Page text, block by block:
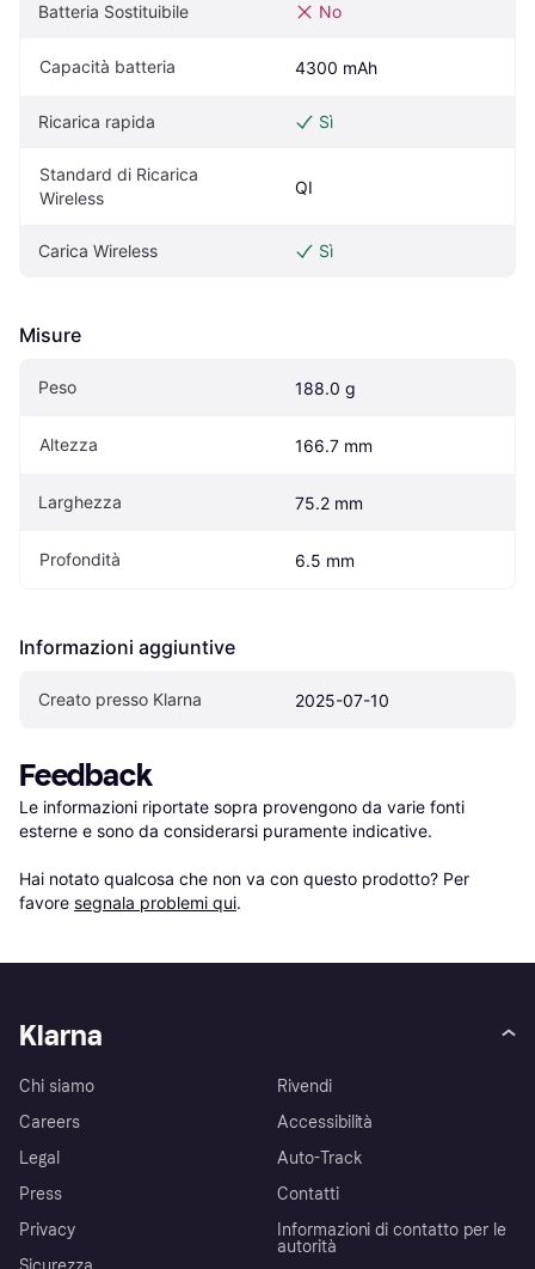
Batteria Sostituibile No
Capacità batteria 4300 mAh
Ricarica rapida Sì
Standard di Ricarica
Wireless
QI
Carica Wireless Sì
Misure
Peso 188.0 g
Altezza 166.7 mm
Larghezza 75.2 mm
Profondità 6.5 mm
Informazioni aggiuntive
Creato presso Klarna 2025-07-10
Feedback
Le informazioni riportate sopra provengono da varie fonti
esterne e sono da considerarsi puramente indicative.
Hai notato qualcosa che non va con questo prodotto? Per
favore segnala problemi qui.
Klarna
Chi siamo
Careers
Legal
Press
Privacy
Rivendi
Accessibilità
Auto-Track
Contatti
Informazioni di contatto per le
autorità